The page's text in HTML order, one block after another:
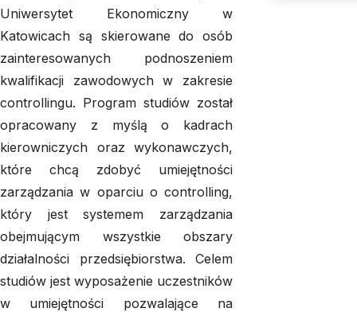
Uniwersytet Ekonomiczny w
Katowicach są skierowane do osób
zainteresowanych podnoszeniem
kwalifikacji zawodowych w zakresie
controllingu. Program studiów został
opracowany z myślą o kadrach
kierowniczych oraz wykonawczych,
które chcą zdobyć umiejętności
zarządzania w oparciu o controlling,
który jest systemem zarządzania
obejmującym wszystkie obszary
działalności przedsiębiorstwa. Celem
studiów jest wyposażenie uczestników
w umiejętności pozwalające na